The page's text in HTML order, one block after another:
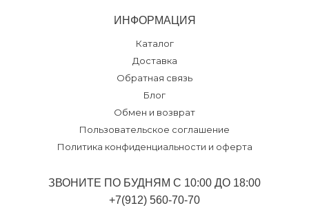
ИНФОРМАЦИЯ
Каталог
Доставка
Обратная связь
Блог
Обмен и возврат
Пользовательское соглашение
Политика конфиденциальности и оферта
ЗВОНИТЕ ПО БУДНЯМ С 10:00 ДО 18:00
+7(912) 560-70-70